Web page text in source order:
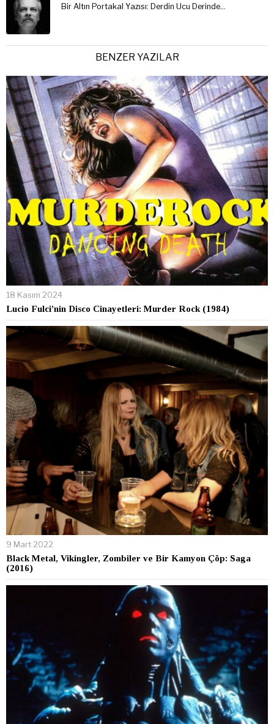
Bir Altın Portakal Yazısı: Derdin Ucu Derinde…
BENZER YAZILAR
18 Kasım 2024
Lucio Fulci’nin Disco Cinayetleri: Murder Rock (1984)
9 Mart 2022
Black Metal, Vikingler, Zombiler ve Bir Kamyon Çöp: Saga
(2016)